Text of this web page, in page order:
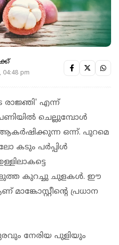
04:48 pm
രാജ്ഞി' എന്ന്
ചെല്ലുമ്പോൾ
ഒന്ന്. പുറമെ
കടും പർപ്പിൾ
കുറച്ചു ചുളകൾ. ഈ
പ്രധാന
നേരിയ പുളിയും